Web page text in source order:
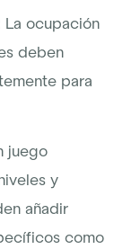
La ocupación
deben
para
juego
y
añadir
como